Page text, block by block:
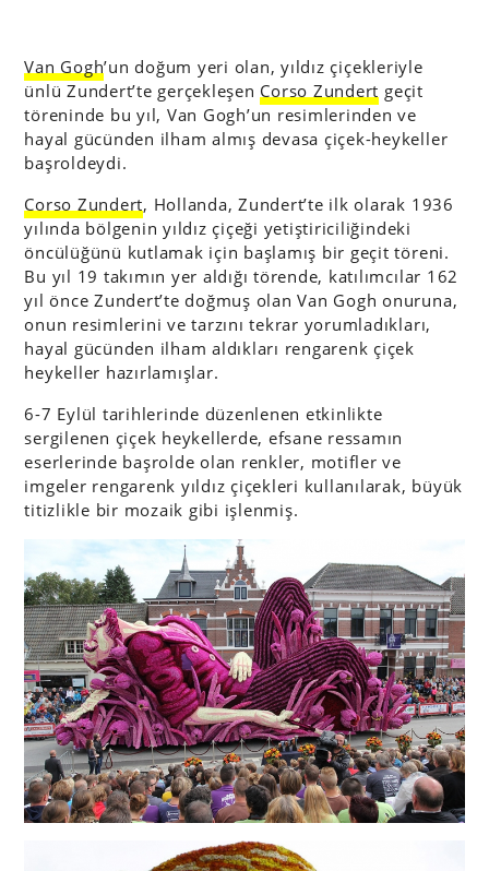
Van Gogh’un doğum yeri olan, yıldız çiçekleriyle
ünlü Zundert’te gerçekleşen Corso Zundert geçit
töreninde bu yıl, Van Gogh’un resimlerinden ve
hayal gücünden ilham almış devasa çiçek-heykeller
başroldeydi.
Corso Zundert, Hollanda, Zundert’te ilk olarak 1936
yılında bölgenin yıldız çiçeği yetiştiriciliğindeki
öncülüğünü kutlamak için başlamış bir geçit töreni.
Bu yıl 19 takımın yer aldığı törende, katılımcılar 162
yıl önce Zundert’te doğmuş olan Van Gogh onuruna,
onun resimlerini ve tarzını tekrar yorumladıkları,
hayal gücünden ilham aldıkları rengarenk çiçek
heykeller hazırlamışlar.
6-7 Eylül tarihlerinde düzenlenen etkinlikte
sergilenen çiçek heykellerde, efsane ressamın
eserlerinde başrolde olan renkler, motifler ve
imgeler rengarenk yıldız çiçekleri kullanılarak, büyük
titizlikle bir mozaik gibi işlenmiş.